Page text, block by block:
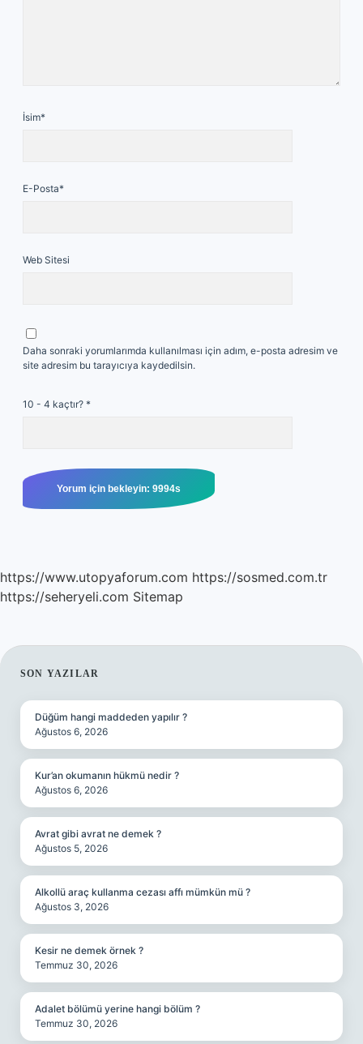
İsim*
E-Posta*
Web Sitesi
Daha sonraki yorumlarımda kullanılması için adım, e-posta adresim ve
site adresim bu tarayıcıya kaydedilsin.
10 - 4 kaçtır? *
https://www.utopyaforum.com https://sosmed.com.tr
https://seheryeli.com Sitemap
SIDEBAR
SON YAZILAR
Düğüm hangi maddeden yapılır ?
Ağustos 6, 2026
Kur’an okumanın hükmü nedir ?
Ağustos 6, 2026
Avrat gibi avrat ne demek ?
Ağustos 5, 2026
Alkollü araç kullanma cezası affı mümkün mü ?
Ağustos 3, 2026
Kesir ne demek örnek ?
Temmuz 30, 2026
Adalet bölümü yerine hangi bölüm ?
Temmuz 30, 2026